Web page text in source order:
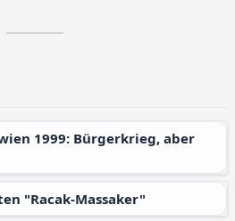
"Racak-Massaker"